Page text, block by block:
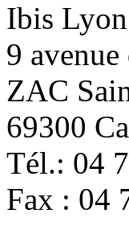
Ibis
9
ZAC
69300
Tél.: 04
Fax : 04